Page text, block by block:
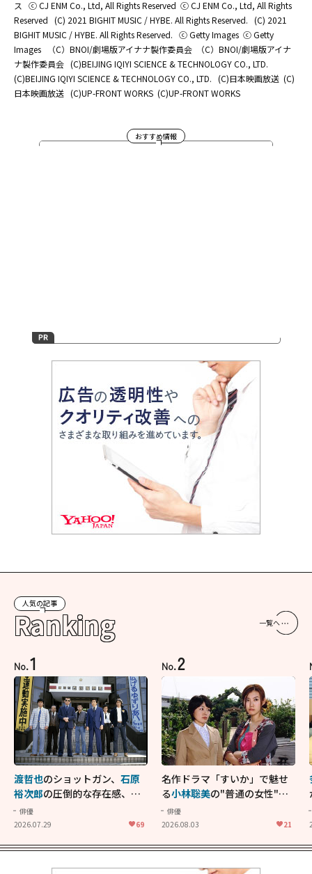
ス ⓒ CJ ENM Co., Ltd, All Rights Reserved ⓒ CJ ENM Co., Ltd, All Rights
Reserved (C) 2021 BIGHIT MUSIC / HYBE. All Rights Reserved. (C) 2021
BIGHIT MUSIC / HYBE. All Rights Reserved. ⓒ Getty Images ⓒ Getty
Images
（C）BNOI/劇場版アイナナ製作委員会
（C）BNOI/劇場版アイナ
ナ製作委員会 (C)BEIJING IQIYI SCIENCE & TECHNOLOGY CO., LTD.
(C)BEIJING IQIYI SCIENCE & TECHNOLOGY CO., LTD. (C)日本映画放送 (C)
日本映画放送 (C)UP-FRONT WORKS (C)UP-FRONT WORKS
おすすめ情報
人気の記事
Ranking 一覧へ
No.1
渡哲也のショットガン、 石原
裕次郎の圧倒的な存在感、 舘
ひろし
ン！"大門軍団"のカッコよさ
II」
俳優
2026.07.29
69
No.2
名作ドラマ「すいか」で魅せ
る小林聡美の"普通の女性"が
大人に刺さる...映画「かもめ
食堂」にも通じる静かな芝居
俳優
2026.08.03
21